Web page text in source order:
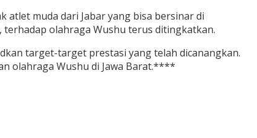
atlet muda dari Jabar yang bisa bersinar di
olahraga Wushu terus ditingkatkan.
target-target prestasi yang telah dicanangkan.
olahraga Wushu di Jawa Barat.****